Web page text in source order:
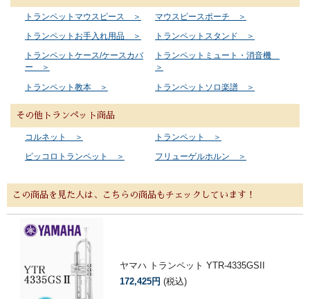
トランペットマウスピース ＞
マウスピースポーチ ＞
トランペットお手入れ用品 ＞
トランペットスタンド ＞
トランペットケース/ケースカバ
ー ＞
トランペットミュート・消音機
＞
トランペット教本 ＞ トランペットソロ楽譜 ＞
その他トランペット商品
コルネット ＞
トランペット ＞
ピッコロトランペット ＞
フリューゲルホルン ＞
この商品を見た人は、こちらの商品もチェックしています！
ヤマハ トランペット YTR-4335GSII
172,425円 (税込)